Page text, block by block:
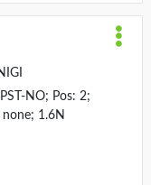
NO; Pos: 2;
1.6N